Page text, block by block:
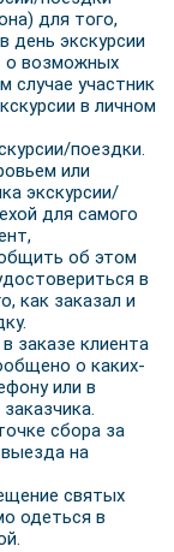
для того,
день экскурсии
о возможных
случае участник
в личном
поездки.
или
экскурсии/
для самого
об этом
в
как заказал и
заказе клиента
о каких-
или в
сбора за
на
святых
одеться в